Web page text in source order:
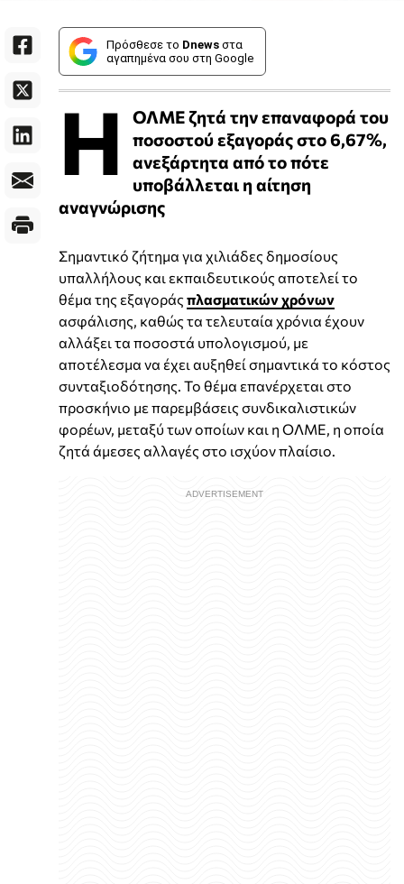
Πρόσθεσε το Dnews στα
αγαπημένα σου στη Google
Η
ΟΛΜΕ ζητά την επαναφορά του
ποσοστού εξαγοράς στο 6,67%,
ανεξάρτητα από το πότε
υποβάλλεται η αίτηση
αναγνώρισης
Σημαντικό ζήτημα για χιλιάδες δημοσίους
υπαλλήλους και εκπαιδευτικούς αποτελεί το
θέμα της εξαγοράς πλασματικών χρόνων
ασφάλισης, καθώς τα τελευταία χρόνια έχουν
αλλάξει τα ποσοστά υπολογισμού, με
αποτέλεσμα να έχει αυξηθεί σημαντικά το κόστος
συνταξιοδότησης. Το θέμα επανέρχεται στο
προσκήνιο με παρεμβάσεις συνδικαλιστικών
φορέων, μεταξύ των οποίων και η ΟΛΜΕ, η οποία
ζητά άμεσες αλλαγές στο ισχύον πλαίσιο.